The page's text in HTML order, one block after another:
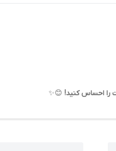
را احساس کنید! 😊✨